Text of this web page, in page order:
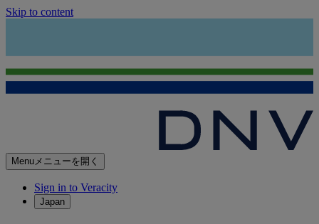
Skip to content
Menuメニューを開く
Sign in to Veracity
Japan